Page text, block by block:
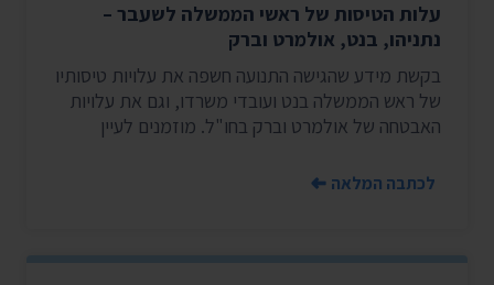
עלות הטיסות של ראשי הממשלה לשעבר –
נתניהו, בנט, אולמרט וברק
בקשת מידע שהגישה התנועה חשפה את עלויות טיסותיו
של ראש הממשלה בנט ועובדי משרדו, וגם את עלויות
האבטחה של אולמרט וברק בחו"ל. מוזמנים לעיין
לכתבה המלאה